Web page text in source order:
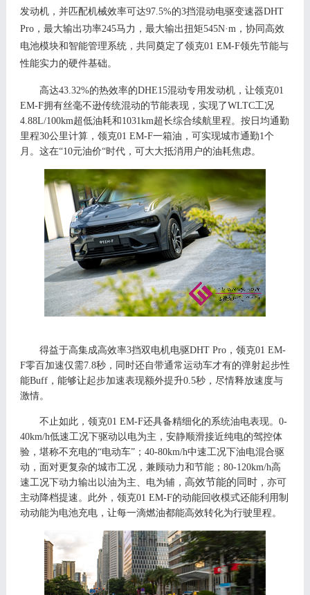
发动机，并匹配机械效率可达97.5%的3挡混动电驱变速器DHT
Pro， 最大输出功率245马力，最大输出扭矩545N·m，协同高效
电池模块和智能管理系统，共同奠定了领克01 EM-F领先节能与
性能实力的硬件基础。
高达43.32%的热效率的DHE15混动专用发动机， 让领克01
EM-F拥有丝毫不逊传统混动的节能表现， 实现了WLTC工况
4.88L/100km超低油耗和1031km超长综合续航里程。按日均通勤
里程30公里计算，领克01 EM-F一箱油，可实现城市通勤1个
月。这在“10元油价“时代，可大大抵消用户的油耗焦虑。
得益于高集成高效率3挡双电机电驱DHT Pro， 领克01 EM-
F零百加速仅需7.8秒，同时还自带通常运动车才有的弹射起步性
能Buff，能够让起步加速表现额外提升0.5秒，尽情释放速度与
激情。
不止如此，领克01 EM-F还具备精细化的系统油电表现。 0-
40km/h低速工况下驱动以电为主，安静顺滑接近纯电的驾控体
验，堪称不充电的“电动车”；40-80km/h中速工况下油电混合驱
动，面对更复杂的城市工况，兼顾动力和节能；80-120km/h高
速工况下动力输出以油为主、电为辅， 高效节能的同时，亦可
主动降档提速。 此外， 领克01 EM-F的动能回收模式还能利用制
动动能为电池充电，让每一滴燃油都能高效转化为行驶里程。